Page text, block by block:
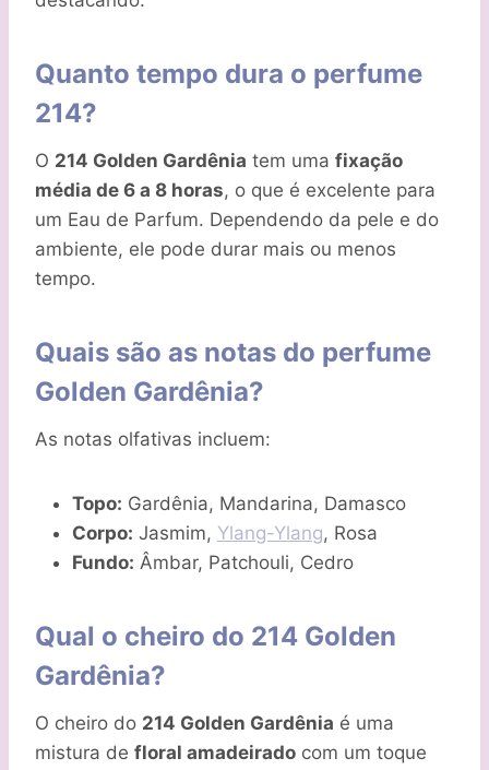
Quanto tempo dura o perfume
214?
O 214 Golden Gardênia tem uma fixação
média de 6 a 8 horas, o que é excelente para
um Eau de Parfum. Dependendo da pele e do
ambiente, ele pode durar mais ou menos
tempo.
Quais são as notas do perfume
Golden Gardênia?
As notas olfativas incluem:
Topo: Gardênia, Mandarina, Damasco
Corpo: Jasmim, Ylang-Ylang, Rosa
Fundo: Âmbar, Patchouli, Cedro
Qual o cheiro do 214 Golden
Gardênia?
O cheiro do 214 Golden Gardênia é uma
mistura de floral amadeirado com um toque